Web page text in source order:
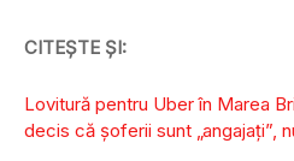
CITEȘTE ȘI:
Lovitură pentru Uber în Marea
decis că șoferii sunt „angajați”,